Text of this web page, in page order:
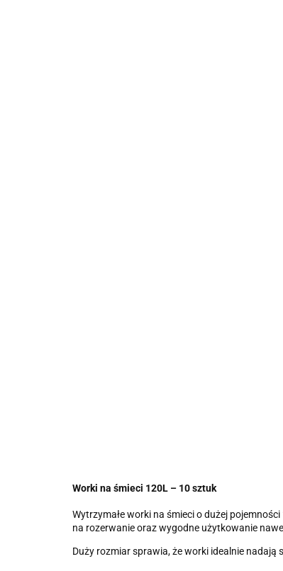
Worki na śmieci 120L – 10 sztuk
Wytrzymałe worki na śmieci o dużej pojemności
na rozerwanie oraz wygodne użytkowanie
Duży rozmiar sprawia, że worki idealnie nadają